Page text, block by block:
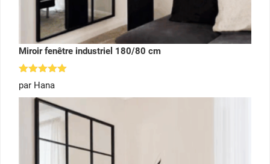
Miroir fenêtre industriel 180/80 cm
Note
sur 5
par Hana